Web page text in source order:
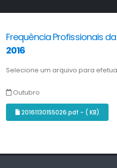
Frequência Profissionais
2016
Selecione um arquivo para
Outubro
20161130155026.pdf - ( KB)